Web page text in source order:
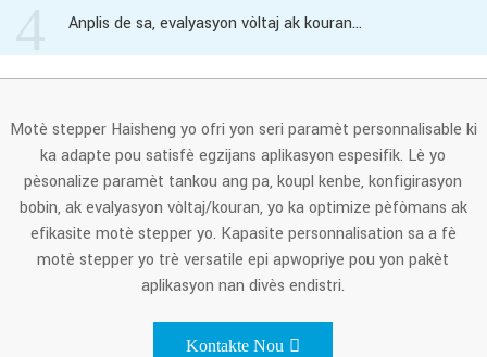
Anplis de sa, evalyasyon vòltaj ak kouran...
Motè stepper Haisheng yo ofri yon seri paramèt personnalisable ki
ka adapte pou satisfè egzijans aplikasyon espesifik. Lè yo
pèsonalize paramèt tankou ang pa, koupl kenbe, konfigirasyon
bobin, ak evalyasyon vòltaj/kouran, yo ka optimize pèfòmans ak
efikasite motè stepper yo. Kapasite personnalisation sa a fè
motè stepper yo trè versatile epi apwopriye pou yon pakèt
aplikasyon nan divès endistri.
Kontakte Nou